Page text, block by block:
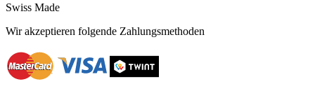
Swiss Made
Wir akzeptieren folgende Zahlungsmethoden